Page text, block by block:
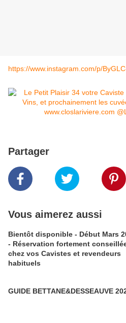
https://www.instagram.com/p/
Partager
Vous aimerez aussi
Bientôt disponible - Début Mars 2026
- Réservation fortement
chez vos Cavistes et revendeurs
habituels
GUIDE BETTANE&DESSEAUVE